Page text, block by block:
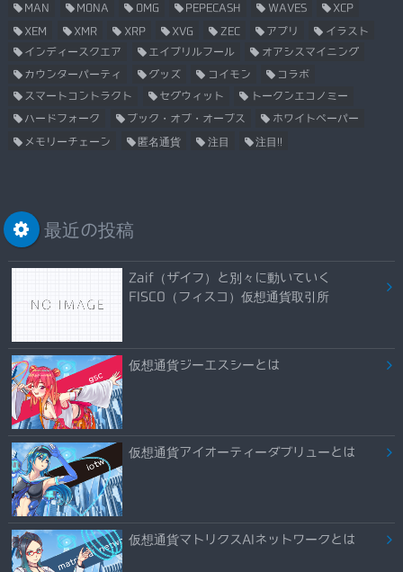
MAN MONA OMG PEPECASH WAVES XCP
XEM XMR XRP XVG ZEC アプリ イラスト
インディースクエア エイプリルフール オアシスマイニング
カウンターパーティ グッズ コイモン コラボ
スマートコントラクト セグウィット トークンエコノミー
ハードフォーク ブック・オブ・オーブス ホワイトペーパー
メモリーチェーン 匿名通貨 注目 注目!!
最近の投稿
Zaif（ザイフ）と別々に動いていく
FISCO（フィスコ）仮想通貨取引所
仮想通貨ジーエスシーとは
仮想通貨アイオーティーダブリューとは
仮想通貨マトリクスAIネットワークとは